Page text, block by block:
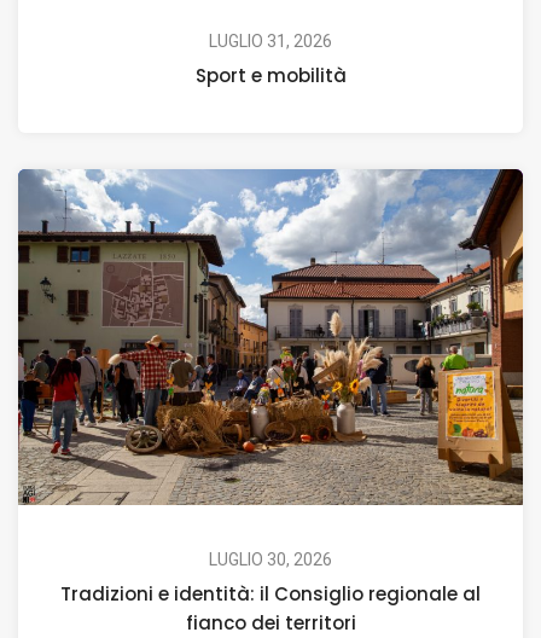
LUGLIO 31, 2026
Sport e mobilità
LUGLIO 30, 2026
Tradizioni e identità: il Consiglio regionale al
fianco dei territori